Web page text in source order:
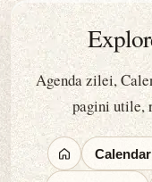
Agenda zilei,
pagini utile,